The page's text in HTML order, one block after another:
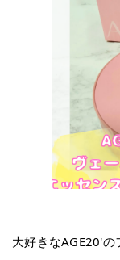
大好きなAGE20'